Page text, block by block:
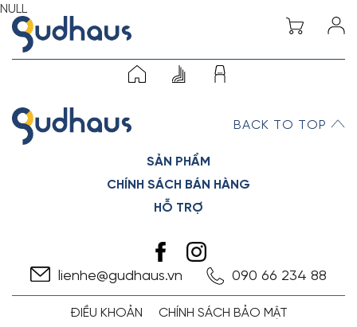
NULL
BACK TO TOP
SẢN PHẨM
CHÍNH SÁCH BÁN HÀNG
HỖ TRỢ
lienhe@gudhaus.vn 090 66 234 88
ĐIỀU KHOẢN CHÍNH SÁCH BẢO MẬT